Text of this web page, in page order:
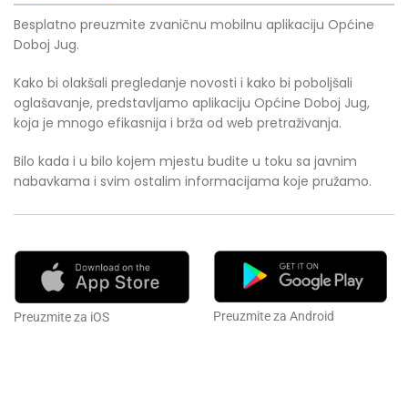
Besplatno preuzmite zvaničnu mobilnu aplikaciju Općine
Doboj Jug.
Kako bi olakšali pregledanje novosti i kako bi poboljšali
oglašavanje, predstavljamo aplikaciju Općine Doboj Jug,
koja je mnogo efikasnija i brža od web pretraživanja.
Bilo kada i u bilo kojem mjestu budite u toku sa javnim
nabavkama i svim ostalim informacijama koje pružamo.
Preuzmite za iOS Preuzmite za Android